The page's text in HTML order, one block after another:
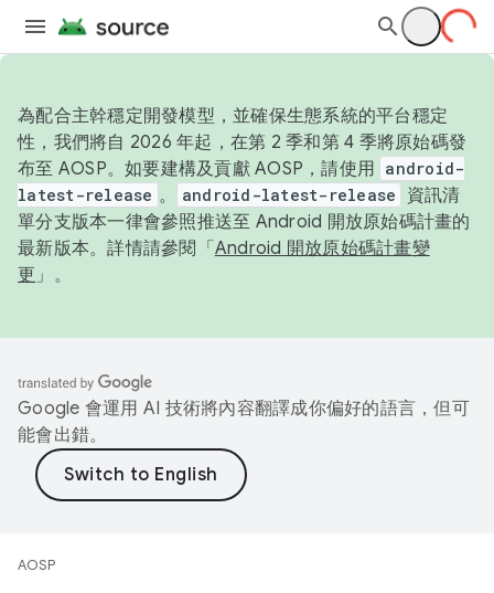
為配合主幹穩定開發模型，並確保生態系統的平台穩定
性，我們將自 2026 年起，在第 2 季和第 4 季將原始碼發
布至 AOSP。如要建構及貢獻 AOSP，請使用 android-
latest-release 。 android-latest-release
資訊清
單分支版本一律會參照推送至 Android 開放原始碼計畫的
最新版本。詳情請參閱「 Android 開放原始碼計畫變
更 」。
Google 會運用 AI 技術將內容翻譯成你偏好的語言，但可
能會出錯。
AOSP